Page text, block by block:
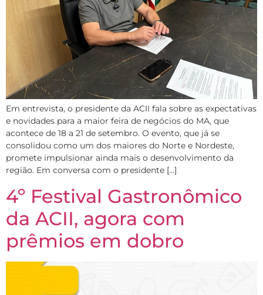
Em entrevista, o presidente da ACII fala sobre as expectativas
e novidades para a maior feira de negócios do MA, que
acontece de 18 a 21 de setembro. O evento, que já se
consolidou como um dos maiores do Norte e Nordeste,
promete impulsionar ainda mais o desenvolvimento da
região. Em conversa com o presidente […]
4º Festival Gastronômico
da ACII, agora com
prêmios em dobro